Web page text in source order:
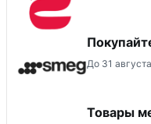
До 31
Товары